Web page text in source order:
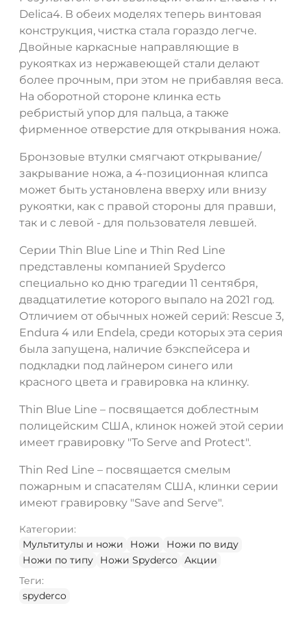
Delica4. В обеих моделях теперь винтовая
конструкция, чистка стала гораздо легче.
Двойные каркасные направляющие в
рукоятках из нержавеющей стали делают
более прочным, при этом не прибавляя веса.
На оборотной стороне клинка есть
ребристый упор для пальца, а также
фирменное отверстие для открывания ножа.
Бронзовые втулки смягчают открывание/
закрывание ножа, а 4-позиционная клипса
может быть установлена вверху или внизу
рукоятки, как с правой стороны для правши,
так и с левой - для пользователя левшей.
Серии Thin Blue Line и Thin Red Line
представлены компанией Spyderco
специально ко дню трагедии 11 сентября,
двадцатилетие которого выпало на 2021 год.
Отличием от обычных ножей серий: Rescue 3,
Endura 4 или Endela, среди которых эта серия
была запущена, наличие бэкспейсера и
подкладки под лайнером синего или
красного цвета и гравировка на клинку.
Thin Blue Line – посвящается доблестным
полицейским США, клинок ножей этой серии
имеет гравировку "To Serve and Protect".
Thin Red Line – посвящается смелым
пожарным и спасателям США, клинки серии
имеют гравировку "Save and Serve".
Категории:
Мультитулы и ножи
Ножи
Ножи по виду
Ножи по типу
Ножи Spyderco
Акции
Теги:
spyderco